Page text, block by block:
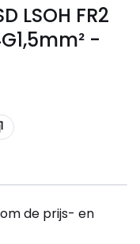
LSOH FR2
-
de prijs- en